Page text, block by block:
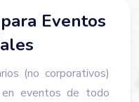
Eventos
(no corporativos)
en eventos de todo